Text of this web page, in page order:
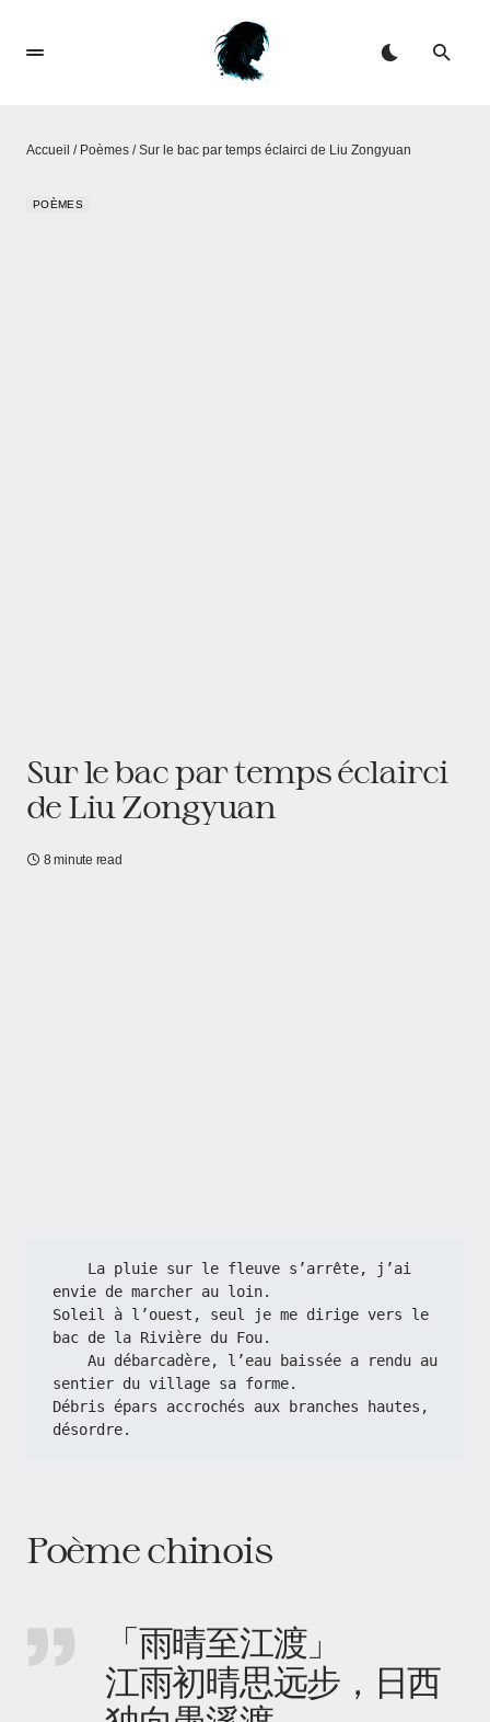
Accueil / Poèmes /Sur le bac par temps éclairci de Liu Zongyuan
POÈMES
Sur le bac par temps éclairci
de Liu Zongyuan
8 minute read
envie de marcher au loin.
Soleil à l’ouest, seul je me dirige vers le
bac de la Rivière du Fou.
sentier du village sa forme.
Débris épars accrochés aux branches hautes,
désordre.
Poème chinois
「雨晴至江渡」
江雨初晴思远步，日西